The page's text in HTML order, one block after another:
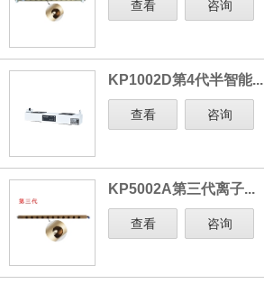
查看 咨询
KP1002D第4代半智能...
查看 咨询
KP5002A第三代离子...
查看 咨询